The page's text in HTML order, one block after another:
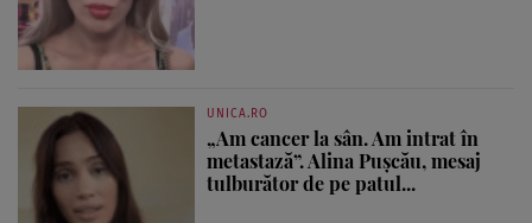
UNICA.RO
„Am cancer la sân. Am intrat în
metastază”. Alina Pușcău, mesaj
tulburător de pe patul...